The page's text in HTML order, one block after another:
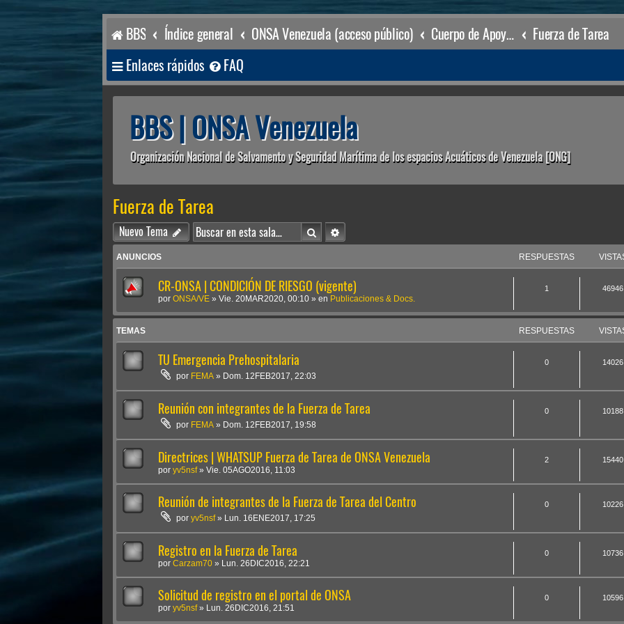
BBS Índice general ONSA Venezuela (acceso público) Cuerpo de Apoyo & Salvamento Marítimo (órgano operacional) Fuerza de Tarea
Enlaces rápidos FAQ
BBS | ONSA Venezuela
Organización Nacional de Salvamento y Seguridad Marítima de los espacios Acuáticos de Venezuela [ONG]
Fuerza de Tarea
Nuevo Tema BuscarBúsqueda avanzada
ANUNCIOS RESPUESTAS
CR-ONSA | CONDICIÓN DE RIESGO (vigente)
por ONSA/VE » Vie. 20MAR2020, 00:10 » en Publicaciones & Docs.
1 46946
TEMAS RESPUESTAS
TU Emergencia Prehospitalaria
por FEMA » Dom. 12FEB2017, 22:03
0 14026
Reunión con integrantes de la Fuerza de Tarea
por FEMA » Dom. 12FEB2017, 19:58
0 10188
Directrices | WHATSUP Fuerza de Tarea de ONSA Venezuela
por yv5nsf» Vie. 05AGO2016, 11:03
2 15440
Reunión de integrantes de la Fuerza de Tarea del Centro
poryv5nsf» Lun. 16ENE2017, 17:25
0 10226
Registro en la Fuerza de Tarea
por Carzam70 » Lun. 26DIC2016, 22:21
0 10736
Solicitud de registro en el portal de ONSA
por yv5nsf» Lun. 26DIC2016, 21:51
0 10596